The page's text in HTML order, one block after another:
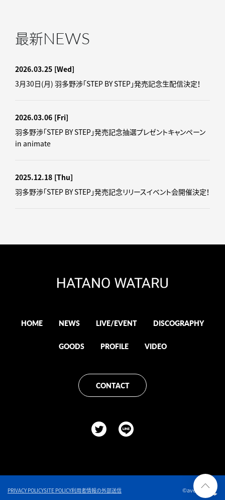
最新NEWS
2026.03.25 [Wed]
3月30日(月) 羽多野渉「STEP BY STEP」発売記念生配信決定！
2026.03.06 [Fri]
羽多野渉「STEP BY STEP」発売記念抽選プレゼントキャンペーン
in animate
2025.12.18 [Thu]
羽多野渉「STEP BY STEP」発売記念リリースイベント会開催決定！
HOME NEWS LIVE/EVENT DISCOGRAPHY
GOODS PROFILE VIDEO
CONTACT
PRIVACY POLICYSITE POLICY利用者情報の外部送信 ©avex